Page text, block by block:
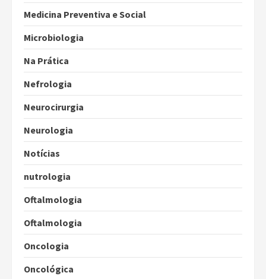
Medicina Preventiva e Social
Microbiologia
Na Prática
Nefrologia
Neurocirurgia
Neurologia
Notícias
nutrologia
Oftalmologia
Oftalmologia
Oncologia
Oncológica